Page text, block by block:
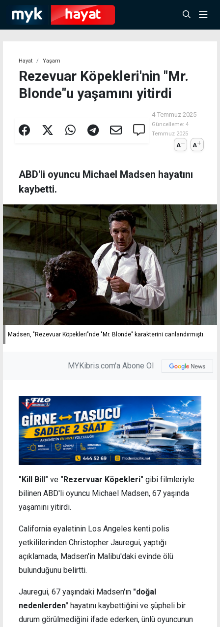
Hayat Yaşam
Rezevuar Köpekleri'nin "Mr.
Blonde"u yaşamını yitirdi
4 Temmuz 2025
Güncelleme: 4
Temmuz 2025
A A
ABD'li oyuncu Michael Madsen hayatını
kaybetti.
Madsen, "Rezevuar Köpekleri"nde "Mr. Blonde" karakterini canlandırmıştı.
MYKibris.com'a Abone Ol
"Kill Bill" ve "Rezervuar Köpekleri" gibi filmleriyle
bilinen ABD'li oyuncu Michael Madsen, 67 yaşında
yaşamını yitirdi.
California eyaletinin Los Angeles kenti polis
yetkililerinden Christopher Jauregui, yaptığı
açıklamada, Madsen'in Malibu'daki evinde ölü
bulunduğunu belirtti.
Jauregui, 67 yaşındaki Madsen'ın "doğal
nedenlerden" hayatını kaybettiğini ve şüpheli bir
durum görülmediğini ifade ederken, ünlü oyuncunun